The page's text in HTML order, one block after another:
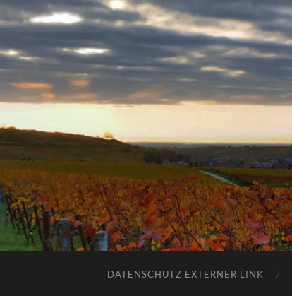
DATENSCHUTZ EXTERNER LINK